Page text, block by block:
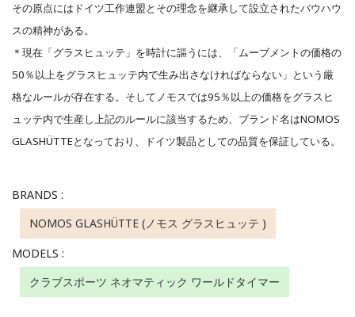
その原点にはドイツ工作連盟とその理念を継承して設立されたバウハウ
スの精神がある。
＊現在「グラスヒュッテ」を時計に謳うには、「ムーブメントの価格の
50％以上をグラスヒュッテ内で生み出さなければならない」という厳
格なルールが存在する。そしてノモスでは95％以上の価格をグラスヒ
ュッテ内で生産し上記のルールに該当するため、ブランド名はNOMOS
GLASHÜTTEとなっており、ドイツ製品としての品質を保証している。
BRANDS :
NOMOS GLASHÜTTE (ノモス グラスヒュッテ )
MODELS :
クラブスポーツ ネオマティック ワールドタイマー